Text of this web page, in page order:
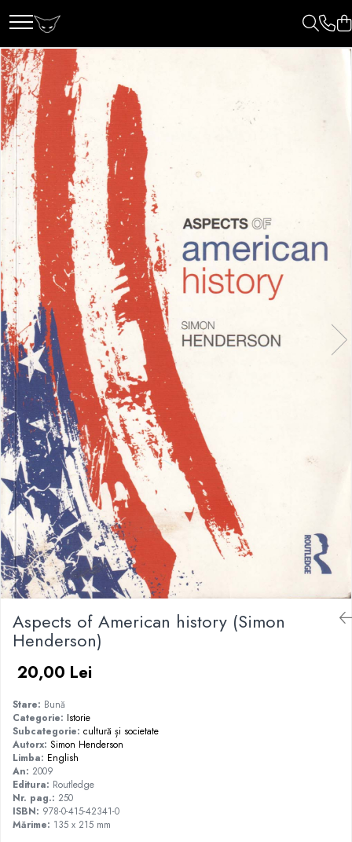
Aspects of American history (Simon
Henderson)
20,00 Lei
Stare: Bună
Categorie: Istorie
Subcategorie: cultură și societate
Autorx: Simon Henderson
Limba: English
An: 2009
Editura: Routledge
Nr. pag.: 250
ISBN: 978-0-415-42341-0
Mărime: 135 x 215 mm